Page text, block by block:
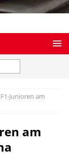
Junioren am
am